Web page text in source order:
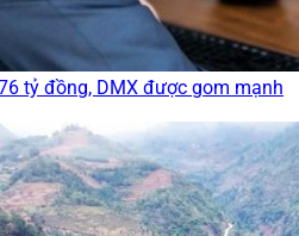
tỷ đồng, DMX được gom mạnh